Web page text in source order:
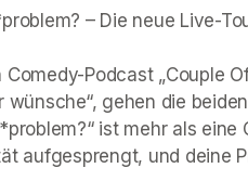
– Die neue Live-
Podcast „Couple
wünsche“, gehen die
ist mehr als
aufgesprengt, und deine